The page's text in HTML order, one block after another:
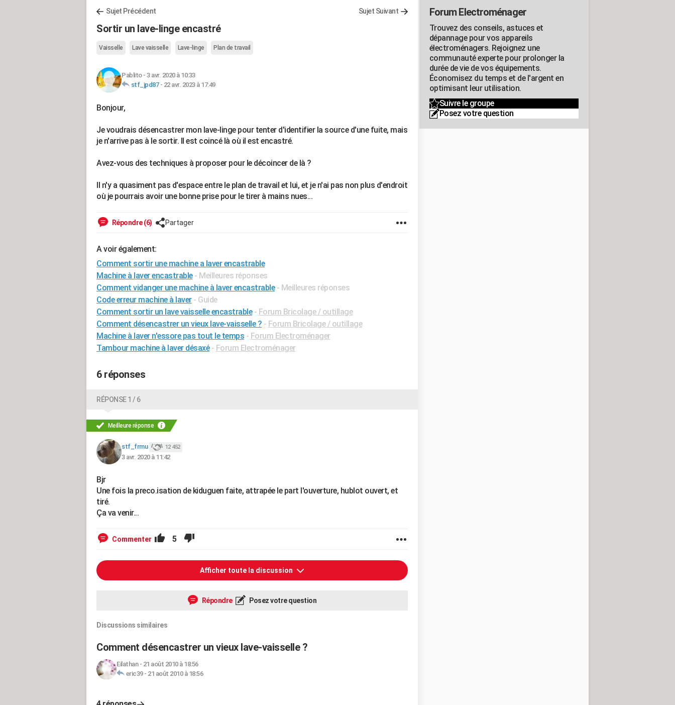
Sujet Précédent Sujet Suivant
Sortir un lave-linge encastré
Vaisselle Lave vaisselle Lave-linge Plan de travail
Pablito- 3 avr. 2020 à 10:33
stf_jpd87- 22 avr. 2023 à 17:49
Bonjour,
Je voudrais désencastrer mon lave-linge pour tenter d'identifier la source d'une fuite, mais
je n'arrive pas à le sortir. Il est coincé là où il est encastré.
Avez-vous des techniques à proposer pour le décoincer de là ?
Il n'y a quasiment pas d'espace entre le plan de travail et lui, et je n'ai pas non plus d'endroit
où je pourrais avoir une bonne prise pour le tirer à mains nues...
Répondre (6) Partager
A voir également:
Comment sortir une machine a laver encastrable
Machine à laver encastrable - Meilleures réponses
Comment vidanger une machine à laver encastrable - Meilleures réponses
Code erreur machine à laver - Guide
Comment sortir un lave vaisselle encastrable - Forum Bricolage / outillage
Comment désencastrer un vieux lave-vaisselle ? - Forum Bricolage / outillage
Machine à laver n'essore pas tout le temps - Forum Electroménager
Tambour machine à laver désaxé - Forum Electroménager
6 réponses
RÉPONSE 1 / 6
Meilleure réponse
stf_frmu 12 452
3 avr. 2020 à 11:42
Bjr
Une fois la preco.isation de kiduguen faite, attrapée le part l'ouverture, hublot ouvert, et
tiré.
Ça va venir...
Commenter 5
Afficher toute la discussion
Répondre Posez votre question
Discussions similaires
Comment désencastrer un vieux lave-vaisselle ?
Eilathan- 21 août 2010 à 18:56
eric39- 21 août 2010 à 18:56
Forum Electroménager
Trouvez des conseils, astuces et
dépannage pour vos appareils
électroménagers. Rejoignez une
communauté experte pour prolonger la
durée de vie de vos équipements.
Économisez du temps et de l'argent en
optimisant leur utilisation.
Suivre le groupe
Posez votre question